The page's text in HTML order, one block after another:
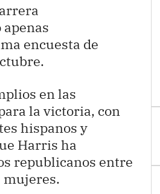
encuesta de
en las
la victoria, con
hispanos y
Harris ha
republicanos entre
mujeres.